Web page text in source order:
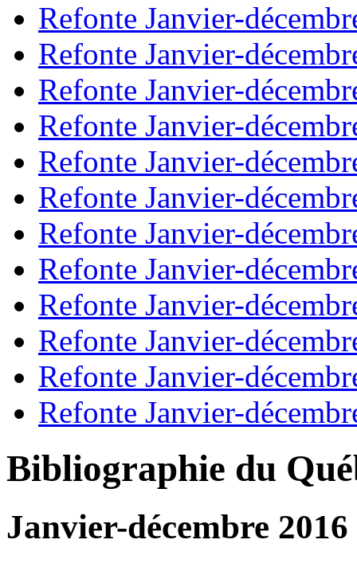
Refonte Janvier-
Refonte Janvier-
Refonte Janvier-
Refonte Janvier-
Refonte Janvier-
Refonte Janvier-
Refonte Janvier-
Refonte Janvier-
Refonte Janvier-
Refonte Janvier-
Refonte Janvier-
Refonte Janvier-
Bibliographie du
Janvier-décembre 2016